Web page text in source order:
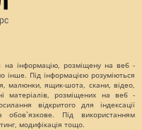
на інформацію, розміщену на веб -
інше. Під інформацією розуміються
малюнки, ящик-шота, скани, відео,
матеріалів, розміщених на веб -
відкритого для індексації
Під використанням
модифікація тощо.